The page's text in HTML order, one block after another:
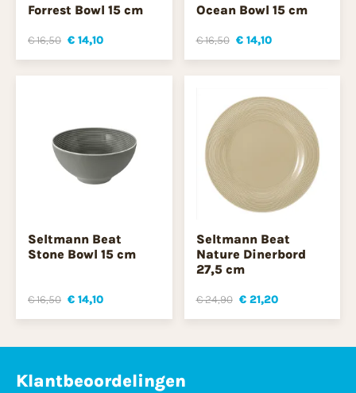
Forrest Bowl 15 cm
€ 16,50 € 14,10
Ocean Bowl 15 cm
€ 16,50 € 14,10
Seltmann Beat
Stone Bowl 15 cm
€ 16,50 € 14,10
Seltmann Beat
Nature Dinerbord
27,5 cm
€ 24,90 € 21,20
Klantbeoordelingen